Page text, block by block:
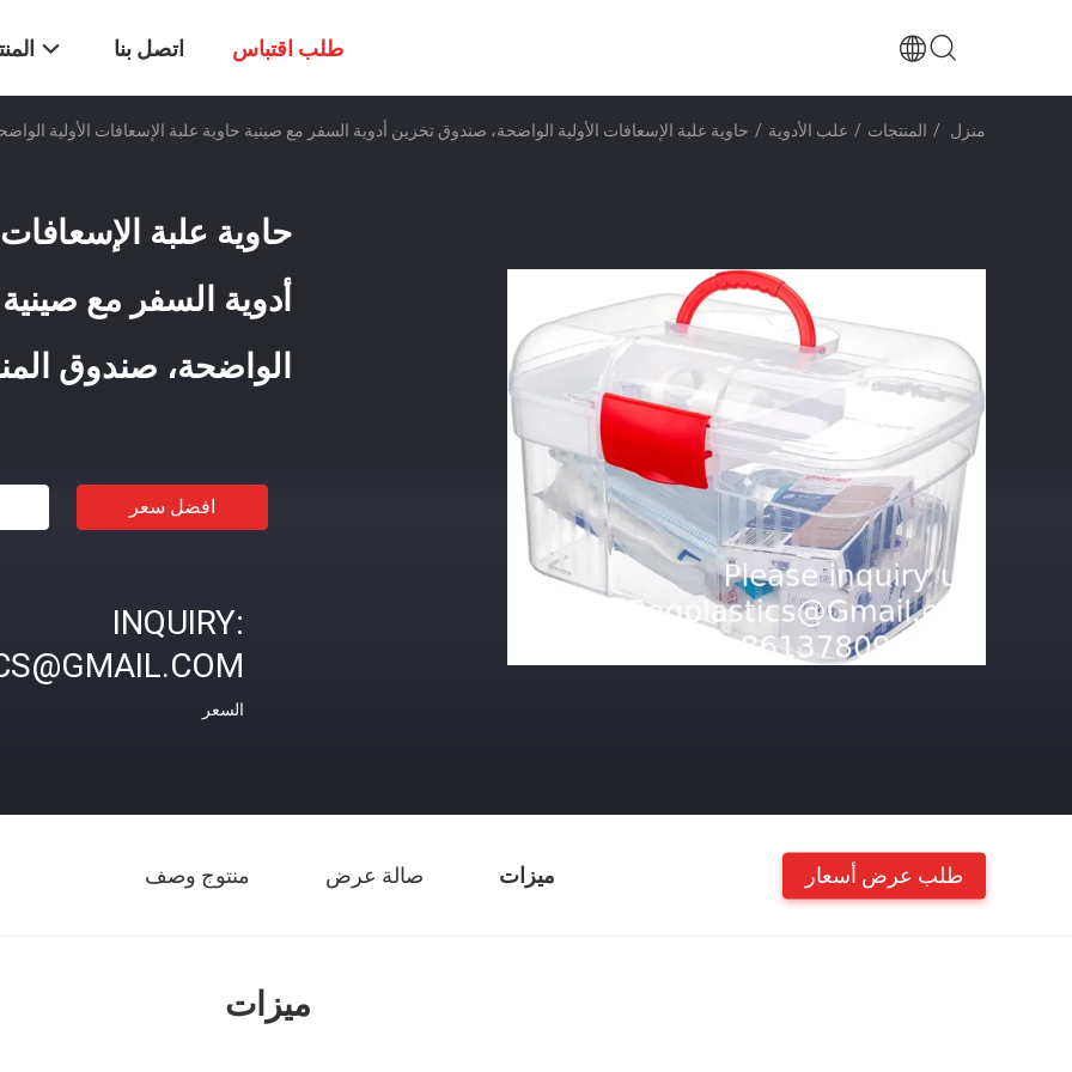
اتصل بنا طلب اقتباس
منزل / المنتجات / علب الأدوية / حاوية علبة الإسعافات الأولية الواضحة، صندوق تخزين أدوية السفر مع صينية حاوية علبة الإسعافات الأولية
حاوية علبة
أدوية السفر مع
الواضحة، صندوق
افضل سعر
INQUIRY:
السعر
ميزات صالة عرض منتوج وصف طلب عرض أسعار
ميزات